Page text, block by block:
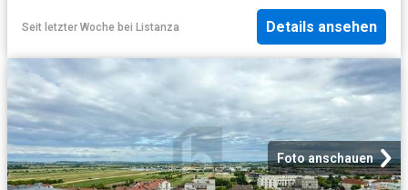
Seit letzter Woche bei Listanza Details ansehen
Foto anschauen